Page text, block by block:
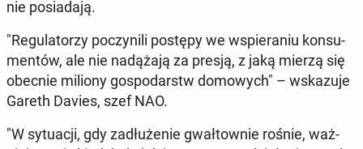
nie po­sia­da­ją.
"Re­gu­la­to­rzy po­czy­ni­li postępy we wspie­ra­niu kon­su­
men­tów, ale nie na­dą­ża­ją za presją, z jaką mierzą się
obecnie miliony go­spo­darstw do­mo­wych" – wska­zu­je
Gareth Davies, szef NAO.
"W sy­tu­acji, gdy za­dłu­że­nie gwał­tow­nie rośnie, waż­